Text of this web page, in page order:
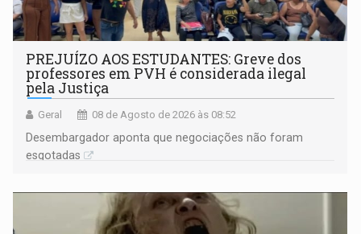
PREJUÍZO AOS ESTUDANTES: Greve dos
professores em PVH é considerada ilegal
pela Justiça
Geral 08 de Agosto de 2026 às 08:52
Desembargador aponta que negociações não foram
esgotadas